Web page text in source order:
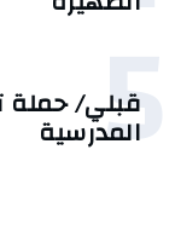
5
قبلي/ حملة
المدرسية